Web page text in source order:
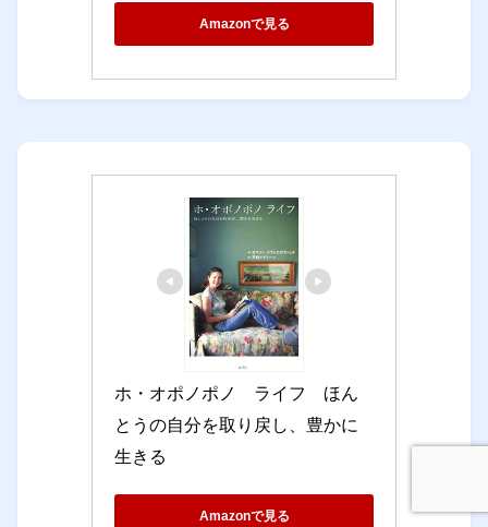
Amazonで見る
ホ・オポノポノ　ライフ　ほん
とうの自分を取り戻し、豊かに
生きる
Amazonで見る